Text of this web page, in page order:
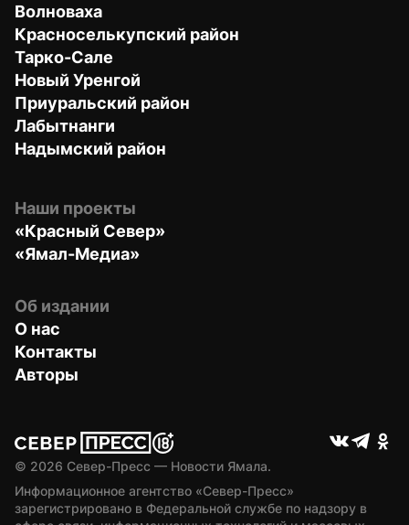
Волноваха
Красноселькупский район
Тарко-Сале
Новый Уренгой
Приуральский район
Лабытнанги
Надымский район
Наши проекты
«Красный Север»
«Ямал-Медиа»
Об издании
О нас
Контакты
Авторы
© 2026 Север-Пресс — Новости Ямала.
Информационное агентство «Север-Пресс»
зарегистрировано в Федеральной службе по надзору в